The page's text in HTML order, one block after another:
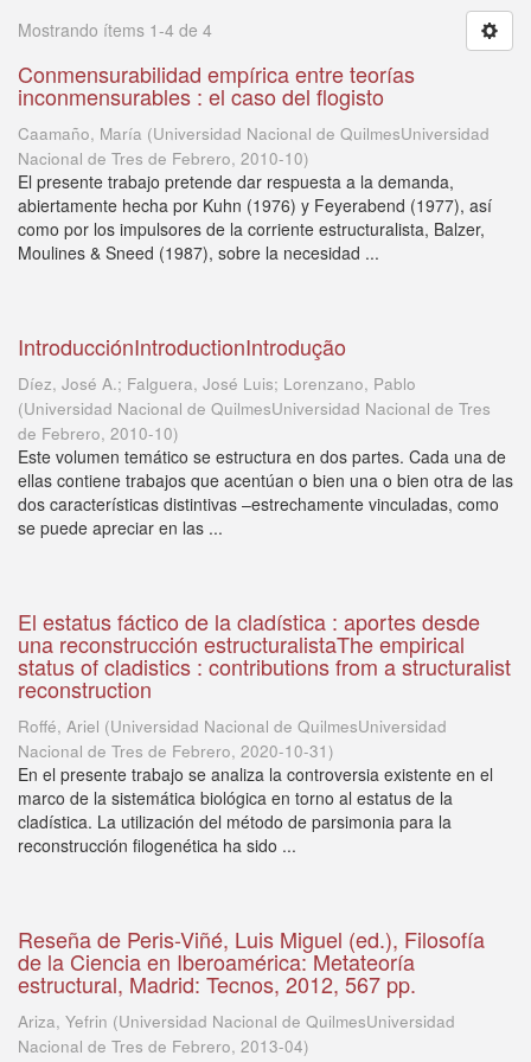
Mostrando ítems 1-4 de 4
Conmensurabilidad empírica entre teorías
inconmensurables : el caso del flogisto
Caamaño, María (Universidad Nacional de QuilmesUniversidad
Nacional de Tres de Febrero, 2010-10)
El presente trabajo pretende dar respuesta a la demanda,
abiertamente hecha por Kuhn (1976) y Feyerabend (1977), así
como por los impulsores de la corriente estructuralista, Balzer,
Moulines & Sneed (1987), sobre la necesidad ...
IntroducciónIntroductionIntrodução
Díez, José A.; Falguera, José Luis; Lorenzano, Pablo
(Universidad Nacional de QuilmesUniversidad Nacional de Tres
de Febrero, 2010-10)
Este volumen temático se estructura en dos partes. Cada una de
ellas contiene trabajos que acentúan o bien una o bien otra de las
dos características distintivas –estrechamente vinculadas, como
se puede apreciar en las ...
El estatus fáctico de la cladística : aportes desde
una reconstrucción estructuralistaThe empirical
status of cladistics : contributions from a structuralist
reconstruction
Roffé, Ariel (Universidad Nacional de QuilmesUniversidad
Nacional de Tres de Febrero, 2020-10-31)
En el presente trabajo se analiza la controversia existente en el
marco de la sistemática biológica en torno al estatus de la
cladística. La utilización del método de parsimonia para la
reconstrucción filogenética ha sido ...
Reseña de Peris-Viñé, Luis Miguel (ed.), Filosofía
de la Ciencia en Iberoamérica: Metateoría
estructural, Madrid: Tecnos, 2012, 567 pp.
Ariza, Yefrin (Universidad Nacional de QuilmesUniversidad
Nacional de Tres de Febrero, 2013-04)